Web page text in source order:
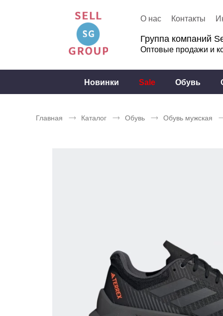
О нас Контакты
Группа компаний
Оптовые продажи и
Новинки Sale Обувь
Главная Каталог Обувь Обувь мужская